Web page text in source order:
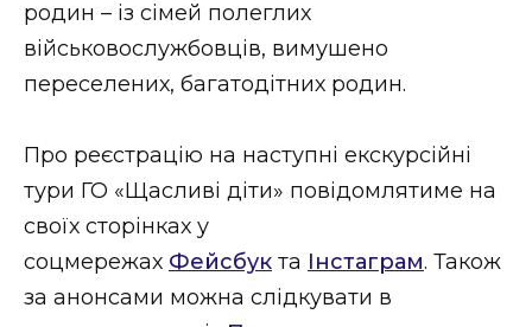
родин – із сімей полеглих
військовослужбовців, вимушено
переселених, багатодітних родин.
Про реєстрацію на наступні екскурсійні
тури ГО «Щасливі діти» повідомлятиме на
своїх сторінках у
соцмережах Фейсбук та Інстаграм. Також
за анонсами можна слідкувати в